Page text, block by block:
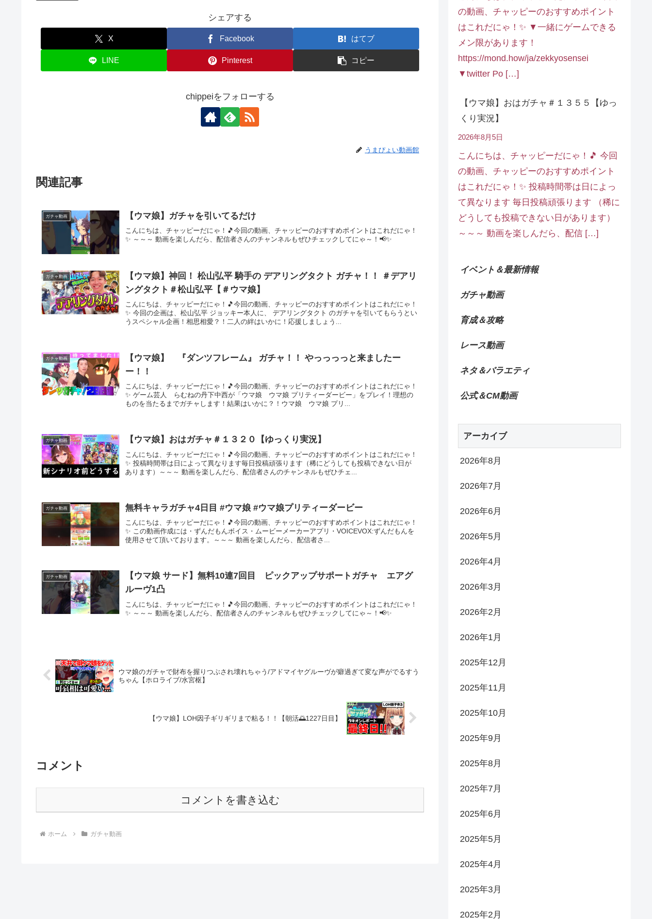
シェアする
X Facebook はてブ
LINE Pinterest コピー
chippeiをフォローする
うまぴょい動画館
関連記事
ガチャ動画 【ウマ娘】ガチャを引いてるだけ
こんにちは、チャッピーだにゃ！🎵今回の動画、チャッピーのおすすめポイントはこれだにゃ！
✨ ～～～ 動画を楽しんだら、配信者さんのチャンネルもぜひチェックしてにゃ～！📢✨
ガチャ動画
【ウマ娘】神回！ 松山弘平 騎手の デアリングタクト ガチャ！！ ＃デアリ
ングタクト＃松山弘平【＃ウマ娘】
こんにちは、チャッピーだにゃ！🎵今回の動画、チャッピーのおすすめポイントはこれだにゃ！
✨ 今回の企画は、松山弘平 ジョッキー本人に、 デアリングタクト のガチャを引いてもらうとい
うスペシャル企画！相思相愛？！二人の絆はいかに！応援しましょう...
ガチャ動画
【ウマ娘】 『ダンツフレーム』 ガチャ！！ やっっっっと来ましたー
ー！！
こんにちは、チャッピーだにゃ！🎵今回の動画、チャッピーのおすすめポイントはこれだにゃ！
✨ ゲーム芸人 らむねの丹下中西が「ウマ娘 ウマ娘 プリティーダービー」をプレイ！理想の
ものを当たるまでガチャします！結果はいかに？！ウマ娘 ウマ娘 プリ...
ガチャ動画 【ウマ娘】おはガチャ＃１３２０【ゆっくり実況】
こんにちは、チャッピーだにゃ！🎵今回の動画、チャッピーのおすすめポイントはこれだにゃ！
✨ 投稿時間帯は日によって異なります毎日投稿頑張ります（稀にどうしても投稿できない日が
あります）～～～ 動画を楽しんだら、配信者さんのチャンネルもぜひチェ...
ガチャ動画 無料キャラガチャ4日目 #ウマ娘 #ウマ娘プリティーダービー
こんにちは、チャッピーだにゃ！🎵今回の動画、チャッピーのおすすめポイントはこれだにゃ！
✨ この動画作成には・ずんだもんボイス・ムービーメーカーアプリ・VOICEVOX:ずんだもんを
使用させて頂いております。～～～ 動画を楽しんだら、配信者さ...
ガチャ動画
【ウマ娘 サード】無料10連7回目 ピックアップサポートガチャ エアグ
ルーヴ1凸
こんにちは、チャッピーだにゃ！🎵今回の動画、チャッピーのおすすめポイントはこれだにゃ！
✨ ～～～ 動画を楽しんだら、配信者さんのチャンネルもぜひチェックしてにゃ～！📢✨
ウマ娘のガチャで財布を握りつぶされ壊れちゃう/アドマイヤグルーヴが癖過ぎて変な声がでるすう
ちゃん【ホロライブ/水宮枢】
【ウマ娘】LOH因子ギリギリまで粘る！！【朝活🌅1227日目】
コメント
コメントを書き込む
ホーム ガチャ動画
の動画、チャッピーのおすすめポイント
はこれだにゃ！✨ ▼一緒にゲームできる
メン限があります！
https://mond.how/ja/zekkyosensei
▼twitter Po […]
【ウマ娘】おはガチャ＃１３５５【ゆっ
くり実況】
2026年8月5日
こんにちは、チャッピーだにゃ！🎵 今回
の動画、チャッピーのおすすめポイント
はこれだにゃ！✨ 投稿時間帯は日によっ
て異なります 毎日投稿頑張ります （稀に
どうしても投稿できない日があります）
～～～ 動画を楽しんだら、配信 […]
イベント＆最新情報
ガチャ動画
育成＆攻略
レース動画
ネタ＆バラエティ
公式＆CM動画
アーカイブ
2026年8月
2026年7月
2026年6月
2026年5月
2026年4月
2026年3月
2026年2月
2026年1月
2025年12月
2025年11月
2025年10月
2025年9月
2025年8月
2025年7月
2025年6月
2025年5月
2025年4月
2025年3月
2025年2月